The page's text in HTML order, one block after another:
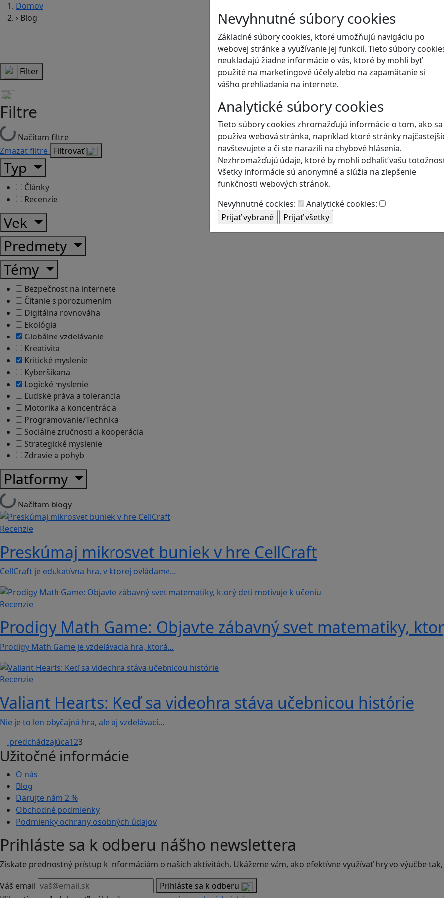
Nevyhnutné súbory cookies
Základné súbory cookies, ktoré umožňujú navigáciu po
webovej stránke a využívanie jej funkcií. Tieto súbory
neukladajú žiadne informácie o vás, ktoré by mohli byť
použité na marketingové účely alebo na zapamätanie si
vášho prehliadania na internete.
Analytické súbory cookies
Tieto súbory cookies zhromažďujú informácie o tom, ako sa
používa webová stránka, napríklad ktoré stránky
navštevujete a či ste narazili na chybové hlásenia.
Nezhromažďujú údaje, ktoré by mohli odhaliť vašu
Všetky informácie sú anonymné a slúžia na zlepšenie
funkčnosti webových stránok.
Nevyhnutné cookies:
Analytické cookies:
Domov
› Blog
Blog
Filter
Filtre
Načítam filtre
Zmazať filtre Filtrovať
Typ
Články
Recenzie
Vek
Predmety
Témy
Bezpečnosť na internete
Čítanie s porozumením
Digitálna rovnováha
Ekológia
Globálne vzdelávanie
Kreativita
Kritické myslenie
Kyberšikana
Logické myslenie
Ľudské práva a tolerancia
Motorika a koncentrácia
Programovanie/Technika
Sociálne zručnosti a kooperácia
Strategické myslenie
Zdravie a pohyb
Platformy
Načítam blogy
Recenzie
Preskúmaj mikrosvet buniek v hre CellCraft
CellCraft je edukatívna hra, v ktorej ovládame…
Recenzie
Prodigy Math Game: Objavte zábavný svet matematiky,
Prodigy Math Game je vzdelávacia hra, ktorá…
Recenzie
Valiant Hearts: Keď sa videohra stáva učebnicou histórie
Nie je to len obyčajná hra, ale aj vzdelávací…
predchádzajúca123
Užitočné informácie
O nás
Blog
Darujte nám 2 %
Obchodné podmienky
Podmienky ochrany osobných údajov
Prihláste sa k odberu nášho newslettera
Získate prednostný prístup k informáciám o našich aktivitách. Ukážeme vám, ako efektívne využívať hry vo výučbe
Váš email
Prihláste sa k odberu